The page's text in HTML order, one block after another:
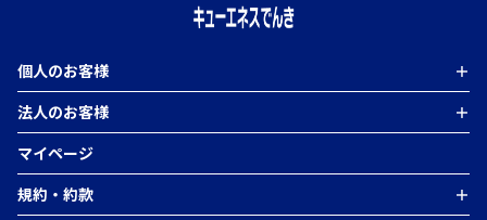
個人のお客様 ＋
個人のお客様TOP
Qベーシックプラン
よるトクプラン
電気料金シミュレーション
卒FIT／非FIT電力買取（エネまかせ）
蓄電運用サービス
法人のお客様 ＋
法人のお客様TOP
高圧・特別高圧電力
低圧電力（50kW未満）
コーポレートPPA
マイページ
規約・約款
＋